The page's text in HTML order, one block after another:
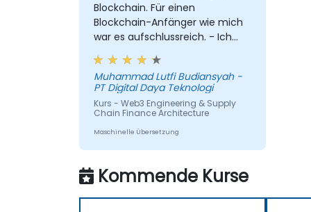
Standards zu implementieren, um reale
Vermögenswerte
(Rechnungen/Bestände) on-chain
Web2 & Web3 zu verbinden:
Integrationsschicht unter Verwendung
von Oracles (z.B. Chainlink) zu
entwerfen, um Off-Chain-Daten
On-Payment-Zahlungen auszulösen.
Blockchain. Für einen
Blockchain-Anfänger wie mich
war es aufschlussreich. - Ich
finde auch den technischen
Workshop interessant.
Muhammad Lutfi Budiansyah -
PT Digital Daya Teknologi
Kurs - Web3 Engineering & Supply
Chain Finance Architecture
Maschinelle Übersetzung
Kommende Kurse